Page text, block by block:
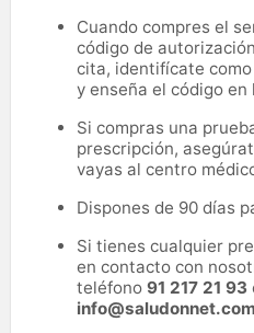
Cuando compres el
código de
cita, identifícate
y enseña el código en
Si compras una
prescripción,
vayas al centro
Dispones de 90 días
Si tienes cualquier
en contacto con
teléfono 91 217 21 93
info@saludonnet.com